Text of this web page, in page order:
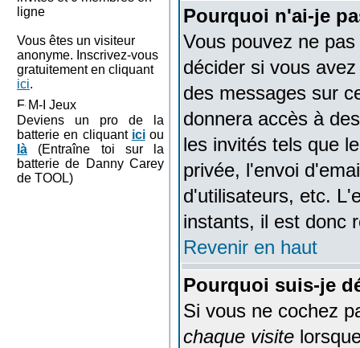
ligne
Vous êtes un visiteur
anonyme. Inscrivez-vous
gratuitement en cliquant
ici.
M-I Jeux
Deviens un pro de la
batterie en cliquant iciou
là (Entraîne toi sur la
batterie de Danny Carey
de TOOL)
Pourquoi n'ai-je
Vous pouvez ne
décider si vous
des messages sur
donnera accès à
les invités tels que
privée, l'envoi
d'utilisateurs, etc.
instants, il est donc
Revenir en haut
Pourquoi suis-je
Si vous ne cochez
chaque visite